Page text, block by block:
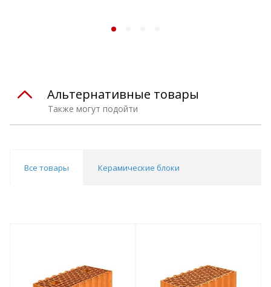
Также могут подойти
Альтернативные товары
Все товары Керамические блоки